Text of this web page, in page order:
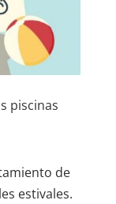
piscinas
de
estivales.